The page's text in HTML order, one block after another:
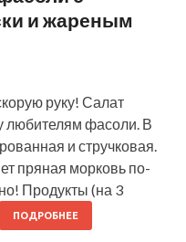
и жареным
руку! Салат
любителям фасоли. В
и стручковая.
пряная морковь по-
Продукты (на 3
ПОДРОБНЕЕ